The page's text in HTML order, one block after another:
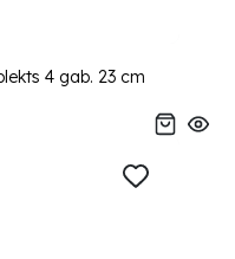
4 gab. 23 cm